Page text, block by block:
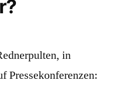
in
Pressekonferenzen: